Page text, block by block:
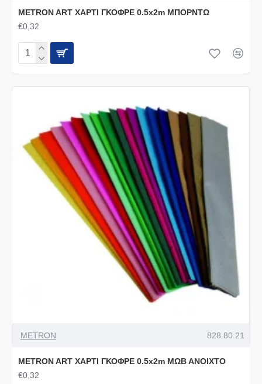
METRON ART ΧΑΡΤΙ ΓΚΟΦΡΕ 0.5x2m ΜΠΟΡΝΤΩ
€0,32
METRON 828.80.21
METRON ART ΧΑΡΤΙ ΓΚΟΦΡΕ 0.5x2m ΜΩΒ ΑΝΟΙΧΤΟ
€0,32